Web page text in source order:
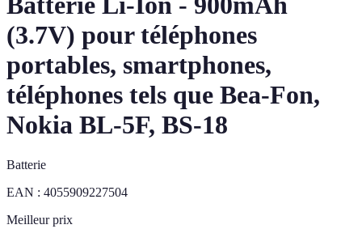
(3.7V) pour téléphones
portables, smartphones,
téléphones tels que Bea-Fon,
Nokia BL-5F, BS-18
Batterie
EAN : 4055909227504
Meilleur prix